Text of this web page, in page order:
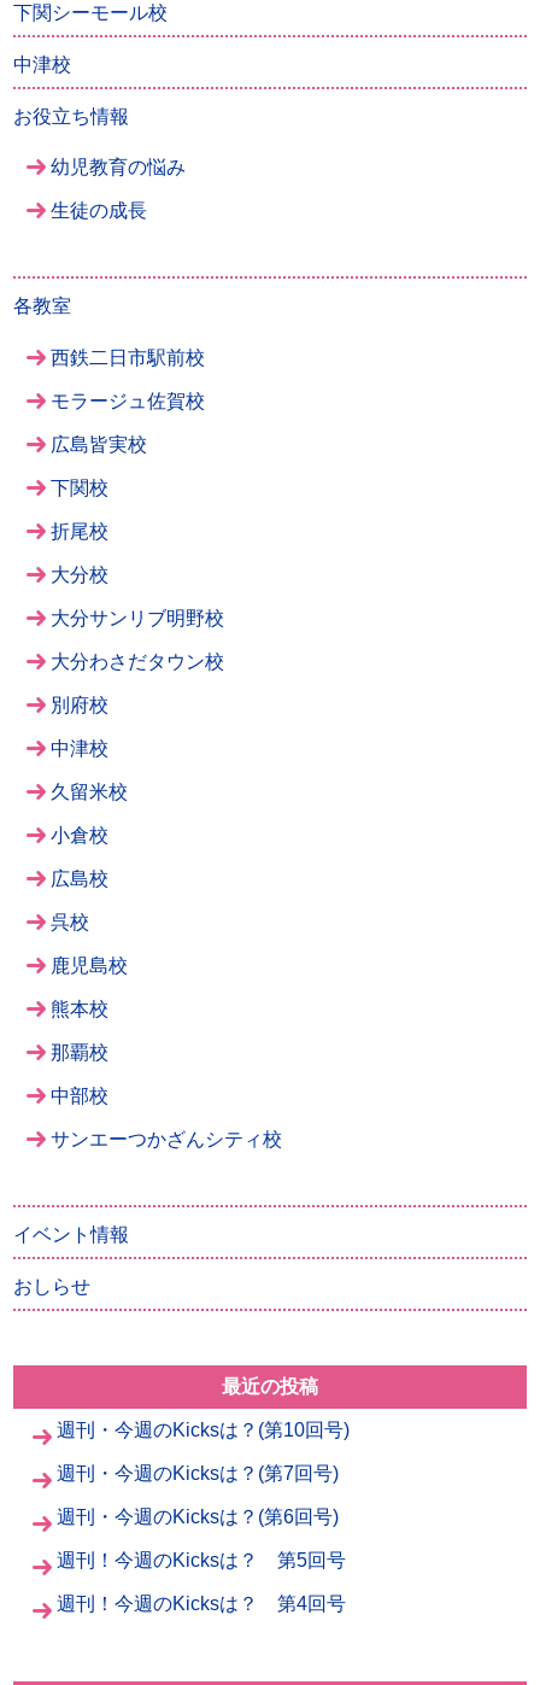
下関シーモール校
中津校
お役立ち情報
幼児教育の悩み
生徒の成長
各教室
西鉄二日市駅前校
モラージュ佐賀校
広島皆実校
下関校
折尾校
大分校
大分サンリブ明野校
大分わさだタウン校
別府校
中津校
久留米校
小倉校
広島校
呉校
鹿児島校
熊本校
那覇校
中部校
サンエーつかざんシティ校
イベント情報
おしらせ
最近の投稿
週刊・今週のKicksは？(第10回号)
週刊・今週のKicksは？(第7回号)
週刊・今週のKicksは？(第6回号)
週刊！今週のKicksは？ 第5回号
週刊！今週のKicksは？ 第4回号